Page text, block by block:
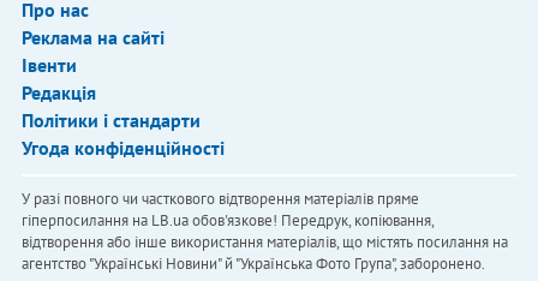
Про нас
Реклама на сайті
Івенти
Редакція
Політики і стандарти
Угода конфіденційності
У разі повного чи часткового відтворення матеріалів пряме
гіперпосилання на LB.ua обов'язкове! Передрук, копіювання,
відтворення або інше використання матеріалів, що містять посилання на
агентство "Українськi Новини" й "Українська Фото Група", заборонено.